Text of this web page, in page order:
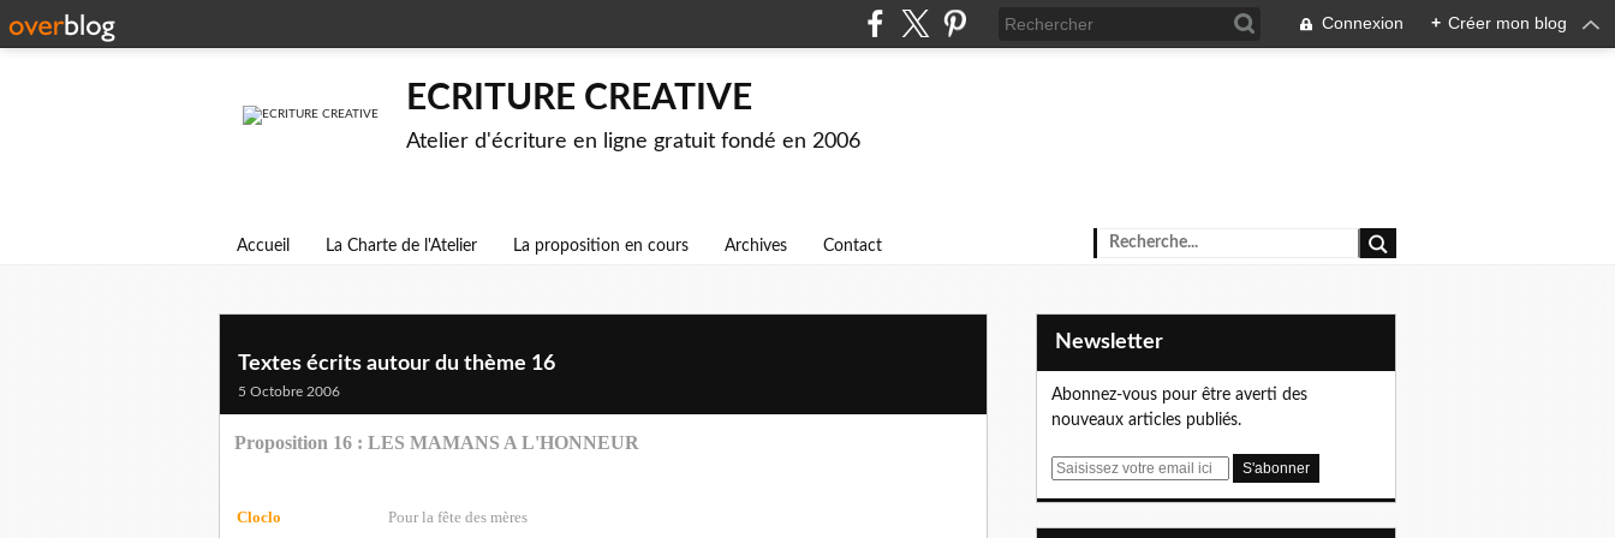
Connexion + Créer mon blog
ECRITURE CREATIVE
Atelier d'écriture en ligne gratuit fondé en 2006
Accueil La Charte de l'Atelier La proposition en cours Archives Contact
Textes écrits autour du thème 16
5 Octobre 2006
Proposition 16 : LES MAMANS A L'HONNEUR
Cloclo
Pour la fête des mères
Newsletter
Abonnez-vous pour être averti des
nouveaux articles publiés.
E